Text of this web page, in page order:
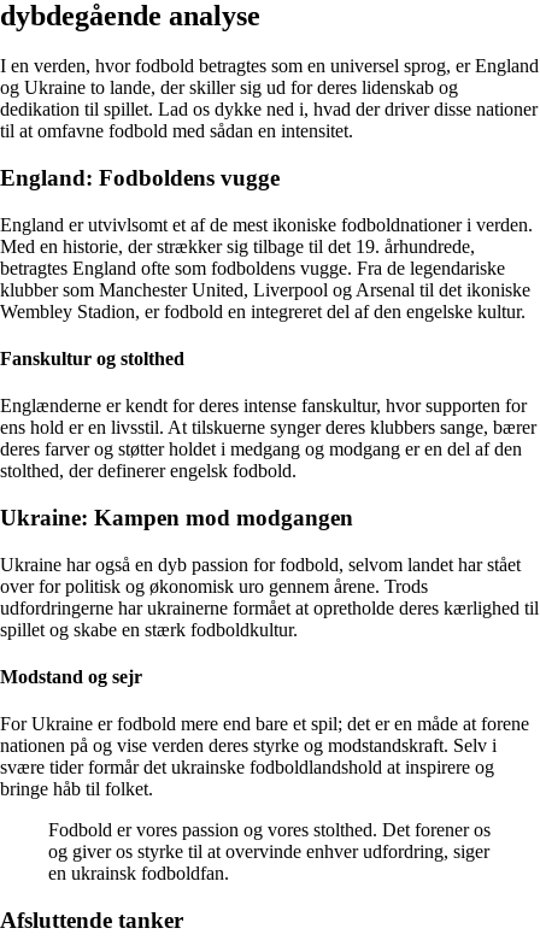
dybdegående analyse
I en verden, hvor fodbold betragtes som en universel sprog, er England
og Ukraine to lande, der skiller sig ud for deres lidenskab og
dedikation til spillet. Lad os dykke ned i, hvad der driver disse nationer
til at omfavne fodbold med sådan en intensitet.
England: Fodboldens vugge
England er utvivlsomt et af de mest ikoniske fodboldnationer i verden.
Med en historie, der strækker sig tilbage til det 19. århundrede,
betragtes England ofte som fodboldens vugge. Fra de legendariske
klubber som Manchester United, Liverpool og Arsenal til det ikoniske
Wembley Stadion, er fodbold en integreret del af den engelske kultur.
Fanskultur og stolthed
Englænderne er kendt for deres intense fanskultur, hvor supporten for
ens hold er en livsstil. At tilskuerne synger deres klubbers sange, bærer
deres farver og støtter holdet i medgang og modgang er en del af den
stolthed, der definerer engelsk fodbold.
Ukraine: Kampen mod modgangen
Ukraine har også en dyb passion for fodbold, selvom landet har stået
over for politisk og økonomisk uro gennem årene. Trods
udfordringerne har ukrainerne formået at opretholde deres kærlighed til
spillet og skabe en stærk fodboldkultur.
Modstand og sejr
For Ukraine er fodbold mere end bare et spil; det er en måde at forene
nationen på og vise verden deres styrke og modstandskraft. Selv i
svære tider formår det ukrainske fodboldlandshold at inspirere og
bringe håb til folket.
Fodbold er vores passion og vores stolthed. Det forener os
og giver os styrke til at overvinde enhver udfordring, siger
en ukrainsk fodboldfan.
Afsluttende tanker